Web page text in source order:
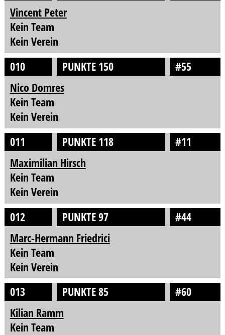
Vincent Peter
Kein Team
Kein Verein
010
PUNKTE 150
#55
Nico Domres
Kein Team
Kein Verein
011
PUNKTE 118
#11
Maximilian Hirsch
Kein Team
Kein Verein
012
PUNKTE 97
#44
Marc-Hermann Friedrici
Kein Team
Kein Verein
013
PUNKTE 85
#60
Kilian Ramm
Kein Team